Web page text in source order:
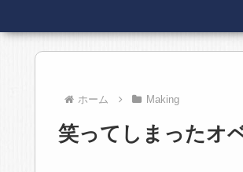
ホーム Making
笑ってしまったオ